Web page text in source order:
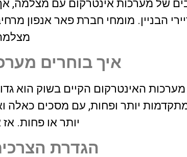
של מערכות אינטרקום עם מצלמה,
הבניין. מומחי חברת פאר אנפון
איך בוחרים
האינטרקום הקיים בשוק הוא
יותר ופחות, עם מסכים כאלה
יותר או פחות.
הגדרת
22 יוני 2026
tzachi dalal
22 יוני 2026